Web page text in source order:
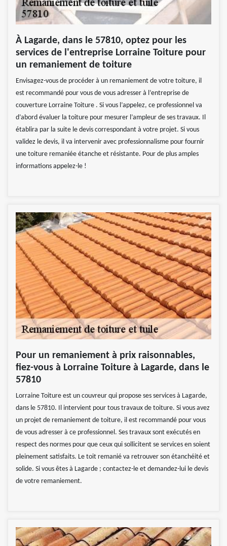
À Lagarde, dans le 57810, optez pour les
services de l'entreprise Lorraine Toiture pour
un remaniement de toiture
Envisagez-vous de procéder à un remaniement de votre toiture, il
est recommandé pour vous de vous adresser à l’entreprise de
couverture Lorraine Toiture . Si vous l’appelez, ce professionnel va
d’abord évaluer la toiture pour mesurer l’ampleur de ses travaux. Il
établira par la suite le devis correspondant à votre projet. Si vous
validez le devis, il va intervenir avec professionnalisme pour fournir
une toiture remaniée étanche et résistante. Pour de plus amples
informations appelez-le !
Pour un remaniement à prix raisonnables,
fiez-vous à Lorraine Toiture à Lagarde, dans le
57810
Lorraine Toiture est un couvreur qui propose ses services à Lagarde,
dans le 57810. Il intervient pour tous travaux de toiture. Si vous avez
un projet de remaniement de toiture, il est recommandé pour vous
de vous adresser à ce professionnel. Ses travaux sont exécutés en
respect des normes pour que ceux qui sollicitent se services en soient
pleinement satisfaits. Le toit remanié va retrouver son étanchéité et
solide. Si vous êtes à Lagarde ; contactez-le et demandez-lui le devis
de votre remaniement.